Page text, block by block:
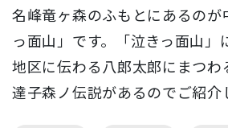
名峰竜ヶ森のふもとにあるのが
っ面山」です。「泣きっ面山」
地区に伝わる八郎太郎にまつわ
達子森ノ伝説があるのでご紹介